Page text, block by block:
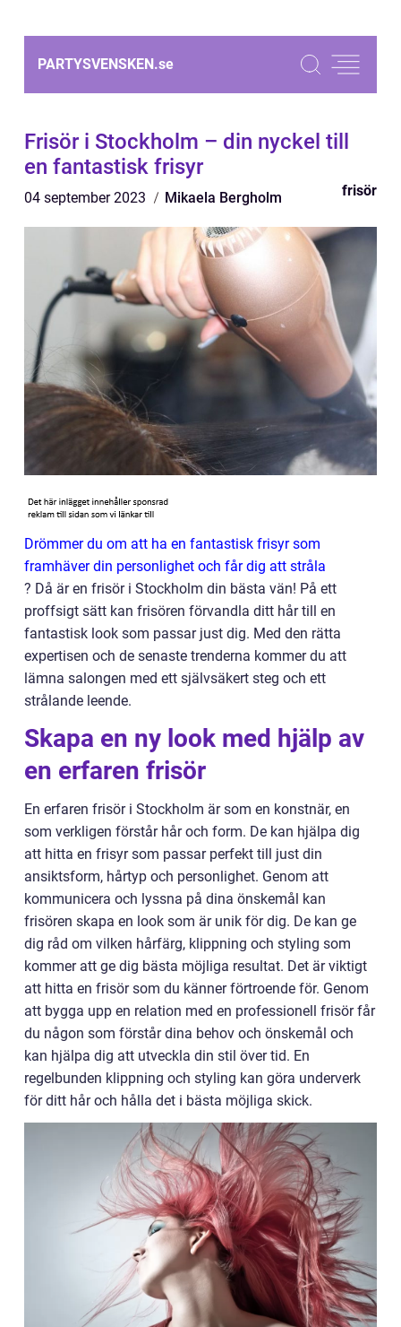
PARTYSVENSKEN.se
Frisör i Stockholm – din nyckel till
en fantastisk frisyr
04 september 2023 Mikaela Bergholm frisör
Drömmer du om att ha en fantastisk frisyr som
framhäver din personlighet och får dig att stråla
? Då är en frisör i Stockholm din bästa vän! På ett
proffsigt sätt kan frisören förvandla ditt hår till en
fantastisk look som passar just dig. Med den rätta
expertisen och de senaste trenderna kommer du att
lämna salongen med ett självsäkert steg och ett
strålande leende.
Skapa en ny look med hjälp av
en erfaren frisör
En erfaren frisör i Stockholm är som en konstnär, en
som verkligen förstår hår och form. De kan hjälpa dig
att hitta en frisyr som passar perfekt till just din
ansiktsform, hårtyp och personlighet. Genom att
kommunicera och lyssna på dina önskemål kan
frisören skapa en look som är unik för dig. De kan ge
dig råd om vilken hårfärg, klippning och styling som
kommer att ge dig bästa möjliga resultat. Det är viktigt
att hitta en frisör som du känner förtroende för. Genom
att bygga upp en relation med en professionell frisör får
du någon som förstår dina behov och önskemål och
kan hjälpa dig att utveckla din stil över tid. En
regelbunden klippning och styling kan göra underverk
för ditt hår och hålla det i bästa möjliga skick.